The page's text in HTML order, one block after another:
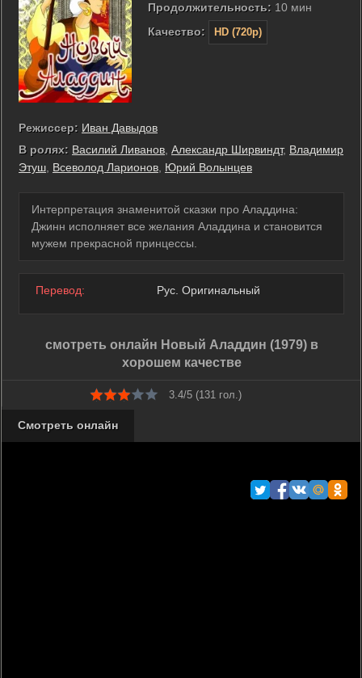
Продолжительность: 10 мин
Качество:
HD (720p)
Режиссер: Иван Давыдов
В ролях: Василий Ливанов Александр Ширвиндт, Владимир
Этуш Всеволод Ларионов Юрий Волынцев
Интерпретация знаменитой сказки про Аладдина:
Джинн исполняет все желания Аладдина и становится
мужем прекрасной принцессы.
Перевод: Рус. Оригинальный
смотреть онлайн Новый Аладдин (1979) в
хорошем качестве
3.4/5 (131гол.)
Смотреть онлайн